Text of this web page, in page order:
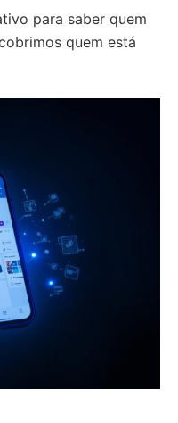
para saber quem
quem está